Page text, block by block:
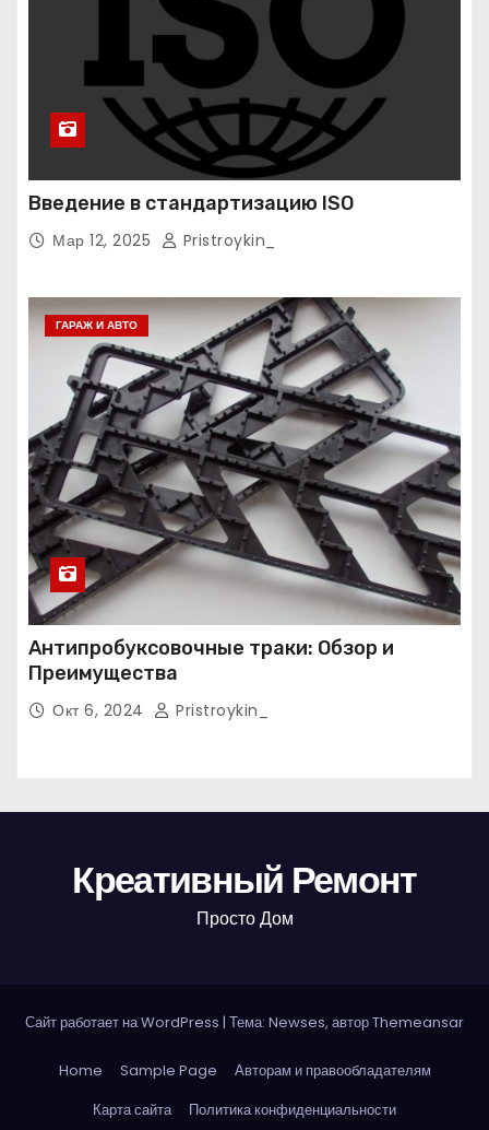
Введение в стандартизацию ISO
Мар 12, 2025 Pristroykin_
ГАРАЖ И АВТО
Антипробуксовочные траки: Обзор и
Преимущества
Окт 6, 2024 Pristroykin_
Креативный Ремонт
Просто Дом
Сайт работает на WordPress | Тема: Newses, авторThemeansar
Home Sample Page
Авторам и правообладателям
Карта сайта
Политика конфиденциальности